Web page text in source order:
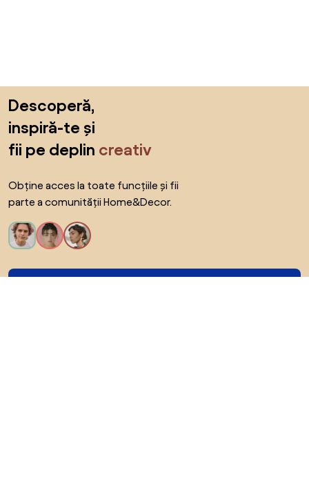
Descoperă,
inspiră-te și
fii pe deplin creativ
Obține acces la toate funcțiile și fii
parte a comunității Home&Decor.